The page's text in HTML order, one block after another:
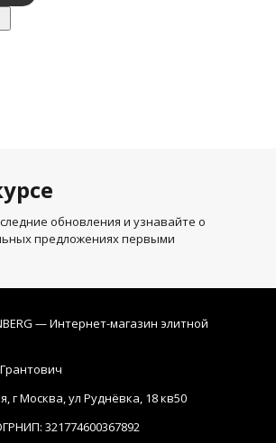
обновления и узнавайте о
предложениях первыми
— Интернет-магазин элитной
г Москва, ул Руднёвка, 18 кв50
321774600367892